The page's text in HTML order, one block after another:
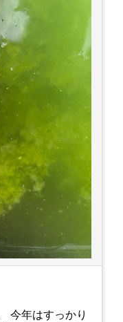
今年はすっかり